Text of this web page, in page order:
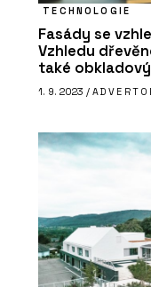
TECHNOLOGIE
Fasády se
Vzhledu
také
1. 9. 2023 /